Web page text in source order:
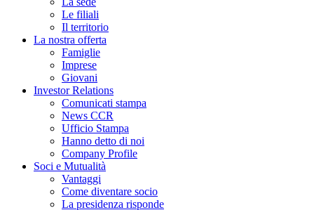
Le filiali
Il territorio
La nostra offerta
Famiglie
Imprese
Giovani
Investor Relations
Comunicati stampa
News CCR
Ufficio Stampa
Hanno detto di noi
Company Profile
Soci e Mutualità
Vantaggi
Come diventare socio
La presidenza risponde